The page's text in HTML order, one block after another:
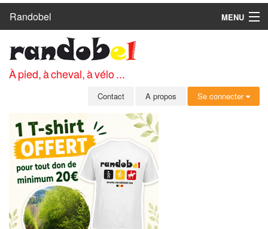
Randobel
MENU
CIRCUITS
CLUBS
MEMBRES
SE CONNECTER
INSCRIPTION GRATUITE
MOT DE PASSE OUBLIÉ
À pied, à cheval, à vélo ...
Contact A propos Se connecter